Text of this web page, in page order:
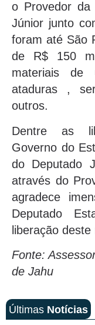
o Provedor da
Júnior junto
foram até São
de R$ 150
materiais de
ataduras ,
outros.
Dentre as
Governo do
do Deputado
através do
agradece
Deputado
liberação deste
Fonte:
de Jahu
Últimas Notícias